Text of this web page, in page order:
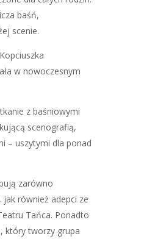
baśń,
scenie.
w nowoczesnym
z baśniowymi
scenografią,
– uszytymi dla ponad
zarówno
również adepci ze
Tańca. Ponadto
który tworzy grupa